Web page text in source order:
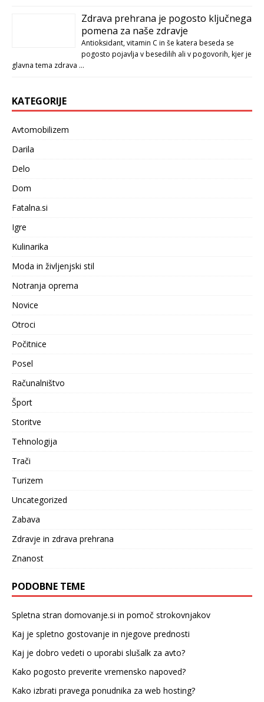
Zdrava prehrana je pogosto ključnega
pomena za naše zdravje
Antioksidant, vitamin C in še katera beseda se
pogosto pojavlja v besedilih ali v pogovorih, kjer je
glavna tema zdrava …
KATEGORIJE
Avtomobilizem
Darila
Delo
Dom
Fatalna.si
Igre
Kulinarika
Moda in življenjski stil
Notranja oprema
Novice
Otroci
Počitnice
Posel
Računalništvo
Šport
Storitve
Tehnologija
Trači
Turizem
Uncategorized
Zabava
Zdravje in zdrava prehrana
Znanost
PODOBNE TEME
Spletna stran domovanje.si in pomoč strokovnjakov
Kaj je spletno gostovanje in njegove prednosti
Kaj je dobro vedeti o uporabi slušalk za avto?
Kako pogosto preverite vremensko napoved?
Kako izbrati pravega ponudnika za web hosting?